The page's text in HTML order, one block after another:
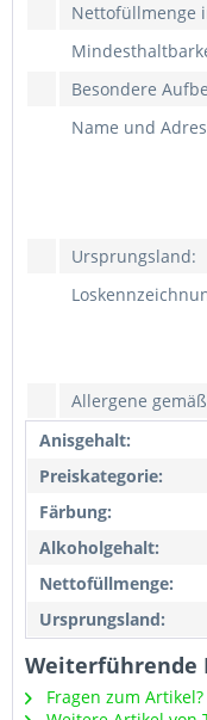
Nettofüllmenge
Besondere
Name und
Ursprungsland:
Allergene
Anisgehalt:
Preiskategorie:
Färbung:
Alkoholgehalt:
Nettofüllmenge:
Ursprungsland:
Weiterführende
Fragen zum Artikel?